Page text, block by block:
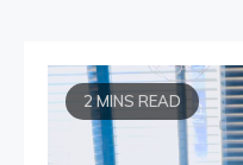
2 MINS READ